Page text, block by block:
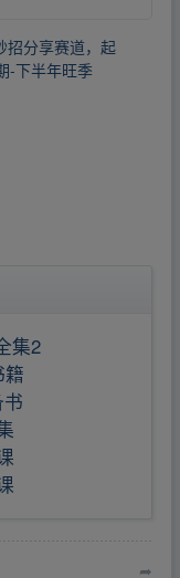
招分享赛道，起
-下半年旺季
集2
籍
➦